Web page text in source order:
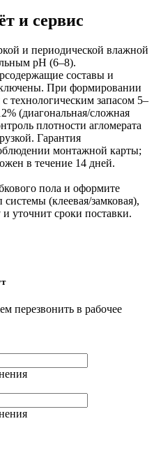
и сервис
и периодической влажной
pH (6–8).
составы и
При формировании
технологическим запасом 5–
(диагональная/сложная
плотности агломерата
Гарантия
монтажной карты;
в течение 14 дней.
пола и оформите
системы (клеевая/замковая),
уточнит сроки поставки.
перезвонить в рабочее